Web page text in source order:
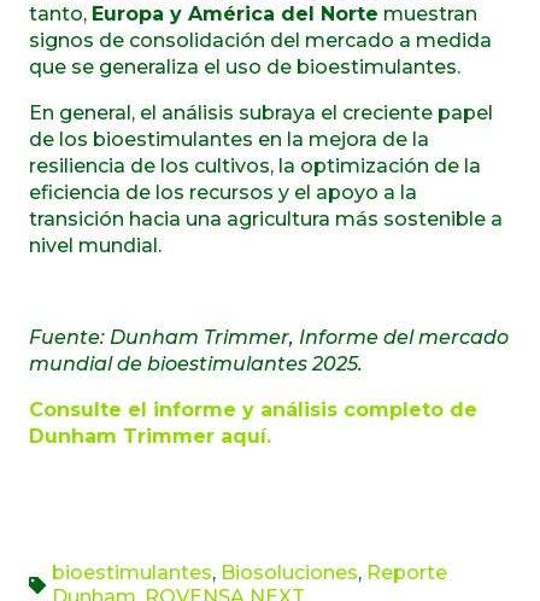
tanto, Europa y América del Norte muestran
signos de consolidación del mercado a medida
que se generaliza el uso de bioestimulantes.
En general, el análisis subraya el creciente papel
de los bioestimulantes en la mejora de la
resiliencia de los cultivos, la optimización de la
eficiencia de los recursos y el apoyo a la
transición hacia una agricultura más sostenible a
nivel mundial.
Fuente: Dunham Trimmer, Informe del mercado
mundial de bioestimulantes 2025.
Consulte el informe y análisis completo de
Dunham Trimmer aquí.
bioestimulantes, Biosoluciones, Reporte
Dunham ROVENSA NEXT